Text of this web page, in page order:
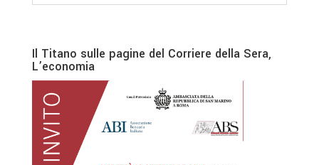
Il Titano sulle pagine del Corriere della Sera,
L’economia